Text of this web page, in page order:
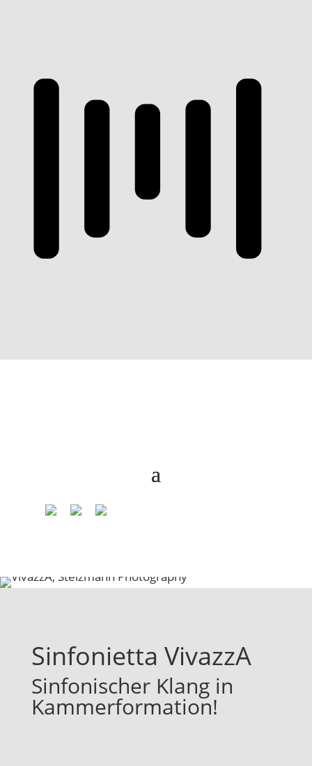
Sinfonietta VivazzA
Sinfonischer Klang in
Kammerformation!